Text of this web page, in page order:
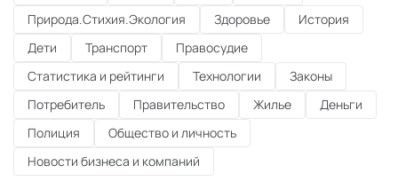
Природа.Стихия.Экология
Здоровье
История
Дети
Транспорт
Правосудие
Статистика и рейтинги
Технологии
Законы
Потребитель
Правительство Жилье
Деньги
Полиция
Общество и личность
Новости бизнеса и компаний